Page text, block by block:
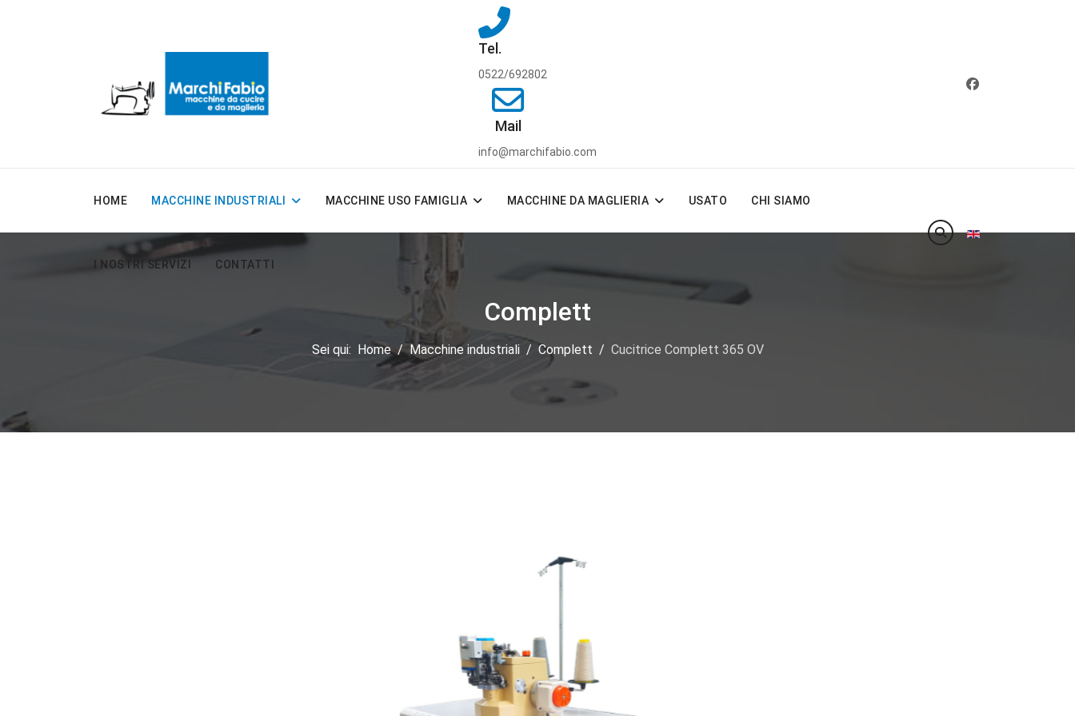
Tel.
0522/692802
Mail
info@marchifabio.com
HOME MACCHINE INDUSTRIALI MACCHINE USO FAMIGLIA MACCHINE DA MAGLIERIA USATO CHI SIAMO
I NOSTRI SERVIZI CONTATTI
Seleziona la tua
Complett
Sei qui: Home Macchine industriali Complett Cucitrice Complett 365 OV